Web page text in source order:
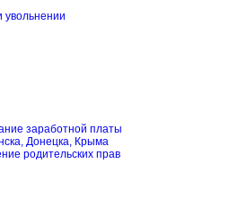
увольнении
заработной платы
Донецка, Крыма
родительских прав